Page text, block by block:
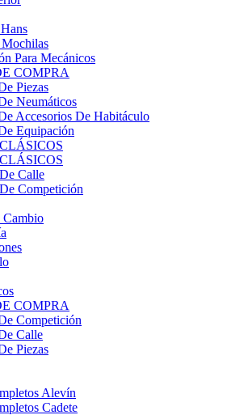
Para Mecánicos
COMPRA
Piezas
Neumáticos
Accesorios De Habitáculo
Equipación
Calle
Competición
Cambio
COMPRA
Competición
Calle
Piezas
Alevín
Cadete
Junior